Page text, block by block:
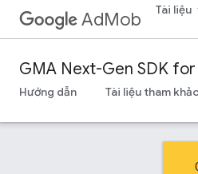
AdMob Tài liệu
GMA Next-Gen SDK
Hướng dẫn Tài liệu tham